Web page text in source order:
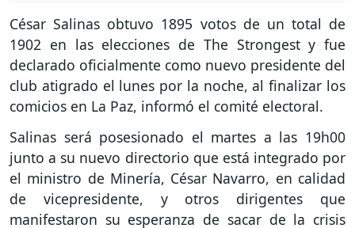
César Salinas obtuvo 1895 votos de un total de
1902 en las elecciones de The Strongest y fue
declarado oficialmente como nuevo presidente del
club atigrado el lunes por la noche, al finalizar los
comicios en La Paz, informó el comité electoral.
Salinas será posesionado el martes a las 19h00
junto a su nuevo directorio que está integrado por
el ministro de Minería, César Navarro, en calidad
de vicepresidente, y otros dirigentes que
manifestaron su esperanza de sacar de la crisis